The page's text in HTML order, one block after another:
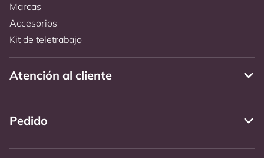
Marcas
Accesorios
Kit de teletrabajo
Atención al cliente
Pedido